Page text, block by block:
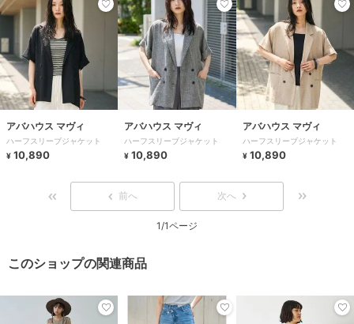
アバハウス マヴィ
ハーフスリーブジャケット
¥ 10,890
アバハウス マヴィ
ハーフスリーブジャケット
¥ 10,890
アバハウス マヴィ
ハーフスリーブジャケット
¥ 10,890
前へ 次へ
1/1ページ
このショップの関連商品